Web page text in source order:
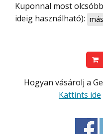
Kuponnal most olcsóbb, csak 63 000 Ft (limitált
ideig használható):
Hogyan vásárolj a
Kattints ide